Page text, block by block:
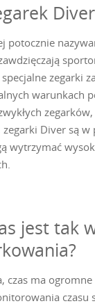
potocznie
zegarki
warunkach
Diver są w
wytrzymać
jest tak
czas ma ogromne
czasu